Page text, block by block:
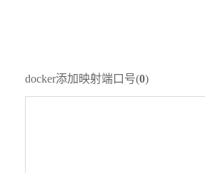
docker添加映射端口号(0)